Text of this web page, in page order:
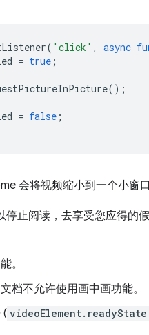
( 'click' , async
= true ;
();
= false ;
会将视频缩小到一个小窗
停止阅读，去享受您应得的
。
档不允许使用画中画功能。
(